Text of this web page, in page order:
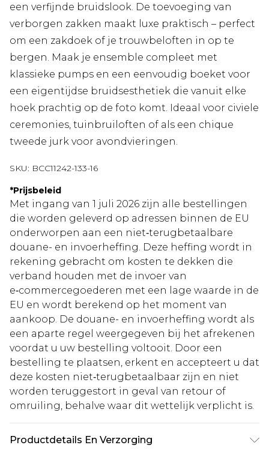
een verfijnde bruidslook. De toevoeging van
verborgen zakken maakt luxe praktisch – perfect
om een zakdoek of je trouwbeloften in op te
bergen. Maak je ensemble compleet met
klassieke pumps en een eenvoudig boeket voor
een eigentijdse bruidsesthetiek die vanuit elke
hoek prachtig op de foto komt. Ideaal voor civiele
ceremonies, tuinbruiloften of als een chique
tweede jurk voor avondvieringen.
SKU: BCC11242-133-16
*Prijsbeleid
Met ingang van 1 juli 2026 zijn alle bestellingen
die worden geleverd op adressen binnen de EU
onderworpen aan een niet‑terugbetaalbare
douane- en invoerheffing. Deze heffing wordt in
rekening gebracht om kosten te dekken die
verband houden met de invoer van
e‑commercegoederen met een lage waarde in de
EU en wordt berekend op het moment van
aankoop. De douane- en invoerheffing wordt als
een aparte regel weergegeven bij het afrekenen
voordat u uw bestelling voltooit. Door een
bestelling te plaatsen, erkent en accepteert u dat
deze kosten niet‑terugbetaalbaar zijn en niet
worden teruggestort in geval van retour of
omruiling, behalve waar dit wettelijk verplicht is.
Productdetails En Verzorging